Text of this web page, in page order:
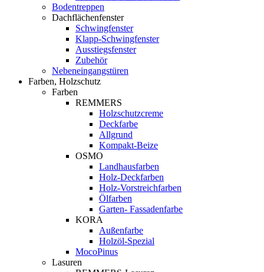
Bodentreppen
Dachflächenfenster
Schwingfenster
Klapp-Schwingfenster
Ausstiegsfenster
Zubehör
Nebeneingangstüren
Farben, Holzschutz
Farben
REMMERS
Holzschutzcreme
Deckfarbe
Allgrund
Kompakt-Beize
OSMO
Landhausfarben
Holz-Deckfarben
Holz-Vorstreichfarben
Ölfarben
Garten- Fassadenfarbe
KORA
Außenfarbe
Holzöl-Spezial
MocoPinus
Lasuren